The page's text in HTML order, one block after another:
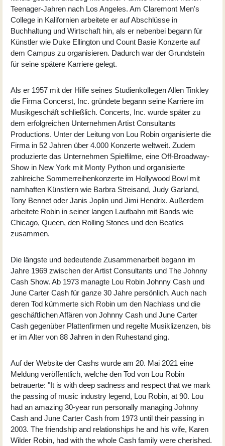
Teenager-Jahren nach Los Angeles. Am Claremont Men's
College in Kalifornien arbeitete er auf Abschlüsse in
Buchhaltung und Wirtschaft hin, als er nebenbei begann für
Künstler wie Duke Ellington und Count Basie Konzerte auf
dem Campus zu organisieren. Dadurch war der Grundstein
für seine spätere Karriere gelegt.
Als er 1957 mit der Hilfe seines Studienkollegen Allen Tinkley
die Firma Concerst, Inc. gründete begann seine Karriere im
Musikgeschäft schließlich. Concerts, Inc. wurde später zu
dem erfolgreichen Unternehmen Artist Consultants
Productions. Unter der Leitung von Lou Robin organisierte die
Firma in 52 Jahren über 4.000 Konzerte weltweit. Zudem
produzierte das Unternehmen Spielfilme, eine Off-Broadway-
Show in New York mit Monty Python und organisierte
zahlreiche Sommerreihenkonzerte im Hollywood Bowl mit
namhaften Künstlern wie Barbra Streisand, Judy Garland,
Tony Bennet oder Janis Joplin und Jimi Hendrix. Außerdem
arbeitete Robin in seiner langen Laufbahn mit Bands wie
Chicago, Queen, den Rolling Stones und den Beatles
zusammen.
Die längste und bedeutende Zusammenarbeit begann im
Jahre 1969 zwischen der Artist Consultants und The Johnny
Cash Show. Ab 1973 managte Lou Robin Johnny Cash und
June Carter Cash für ganze 30 Jahre persönlich. Auch nach
deren Tod kümmerte sich Robin um den Nachlass und die
geschäftlichen Affären von Johnny Cash und June Carter
Cash gegenüber Plattenfirmen und regelte Musiklizenzen, bis
er im Alter von 88 Jahren in den Ruhestand ging.
Auf der Website der Cashs wurde am 20. Mai 2021 eine
Meldung veröffentlich, welche den Tod von Lou Robin
betrauerte: "It is with deep sadness and respect that we mark
the passing of music industry legend, Lou Robin, at 90. Lou
had an amazing 30-year run personally managing Johnny
Cash and June Carter Cash from 1973 until their passing in
2003. The friendship and relationships he and his wife, Karen
Wilder Robin, had with the whole Cash family were cherished.